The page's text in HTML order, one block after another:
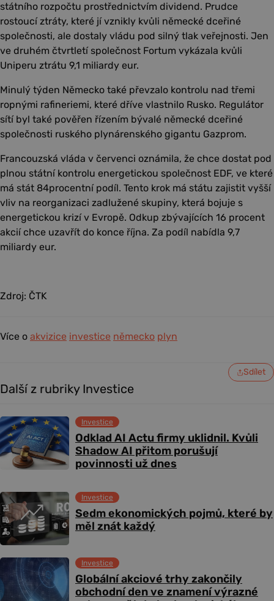
státního rozpočtu prostřednictvím dividend. Prudce
rostoucí ztráty, které jí vznikly kvůli německé dceřiné
společnosti, ale dostaly vládu pod silný tlak veřejnosti. Jen
ve druhém čtvrtletí společnost Fortum vykázala kvůli
Uniperu ztrátu 9,1 miliardy eur.
Minulý týden Německo také převzalo kontrolu nad třemi
ropnými rafineriemi, které dříve vlastnilo Rusko. Regulátor
sítí byl také pověřen řízením bývalé německé dceřiné
společnosti ruského plynárenského gigantu Gazprom.
Francouzská vláda v červenci oznámila, že chce dostat pod
plnou státní kontrolu energetickou společnost EDF, ve které
má stát 84procentní podíl. Tento krok má státu zajistit vyšší
vliv na reorganizaci zadlužené skupiny, která bojuje s
energetickou krizí v Evropě. Odkup zbývajících 16 procent
akcií chce uzavřít do konce října. Za podíl nabídla 9,7
miliardy eur.
Zdroj: ČTK
Více o akvizice investice německo plyn
Sdílet
Další z rubriky Investice
Odklad AI Actu firmy uklidnil. Kvůli
Shadow AI přitom porušují
povinnosti už dnes
Investice
Sedm ekonomických pojmů, které by
měl znát každý
Investice
Globální akciové trhy zakončily
obchodní den ve znamení výrazné
Investice